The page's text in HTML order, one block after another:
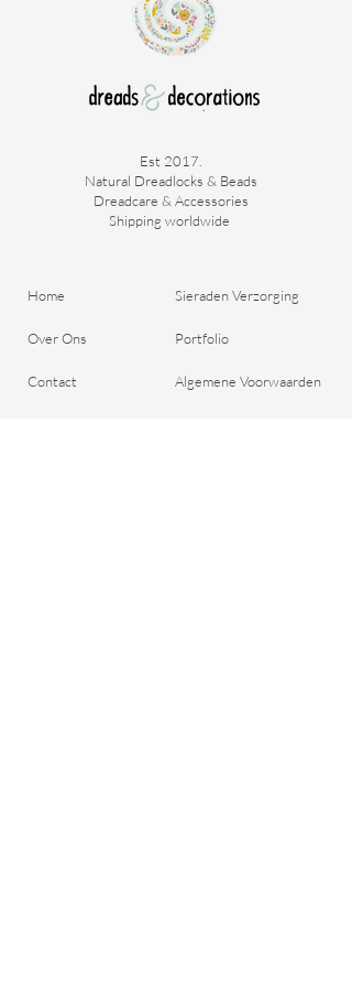
Est 2017.
Natural Dreadlocks & Beads
Dreadcare & Accessories
Shipping worldwide ​
Home
Over Ons
Contact
Sieraden Verzorging
Portfolio
Algemene Voorwaarden